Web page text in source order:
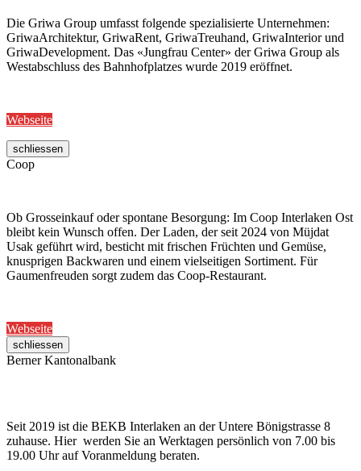
Die Griwa Group umfasst folgende spezialisierte Unternehmen:
GriwaArchitektur, GriwaRent, GriwaTreuhand, GriwaInterior und
GriwaDevelopment. Das «Jungfrau Center» der Griwa Group als
Westabschluss des Bahnhofplatzes wurde 2019 eröffnet.
Webseite
schliessen
Coop
Ob Grosseinkauf oder spontane Besorgung: Im Coop Interlaken Ost
bleibt kein Wunsch offen. Der Laden, der seit 2024 von Müjdat
Usak geführt wird, besticht mit frischen Früchten und Gemüse,
knusprigen Backwaren und einem vielseitigen Sortiment. Für
Gaumenfreuden sorgt zudem das Coop-Restaurant.
Webseite
schliessen
Berner Kantonalbank
Seit 2019 ist die BEKB Interlaken an der Untere Bönigstrasse 8
zuhause. Hier werden Sie an Werktagen persönlich von 7.00 bis
19.00 Uhr auf Voranmeldung beraten.